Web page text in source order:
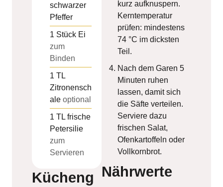
schwarzer
Pfeffer
1 Stück Ei
zum
Binden
1 TL
Zitronensch
ale optional
1 TL frische
Petersilie
zum
Servieren
Kücheng
kurz aufknuspern.
Kerntemperatur
prüfen: mindestens
74 °C im dicksten
Teil.
Nach dem Garen 5
Minuten ruhen
lassen, damit sich
die Säfte verteilen.
Serviere dazu
frischen Salat,
Ofenkartoffeln oder
Vollkornbrot.
Nährwerte